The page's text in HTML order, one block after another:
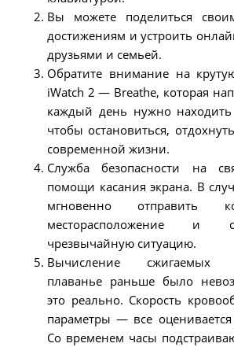
Вы можете поделиться
достижениям и устроить
друзьями и семьей.
Обратите внимание на
iWatch 2 — Breathe, которая
каждый день нужно находить
чтобы остановиться,
современной жизни.
Служба безопасности на
помощи касания экрана. В
мгновенно отправить
месторасположение и
чрезвычайную ситуацию.
Вычисление
плаванье раньше было
это реально. Скорость
параметры — все
Со временем часы